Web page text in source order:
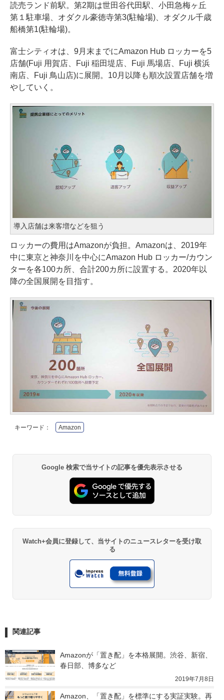
読売ランド前駅。第2期は世田谷代田駅、小田急梅ヶ丘
第１駐車場、オダクル豪徳寺第3(駐輪場)、オダクル千歳
船橋第1(駐輪場)。
富士シティオは、9月末までにAmazon Hub ロッカーを5
店舗(Fuji 用賀店、Fuji 稲田堤店、Fuji 馬場店、Fuji 横浜
南店、Fuji 鳥山店)に展開。10月以降も順次設置店舗を増
やしていく。
導入店舗は来客増などを狙う
ロッカーの費用はAmazonが負担。Amazonは、2019年
中に東京と神奈川を中心にAmazon Hub ロッカー/カウン
ターを各100カ所、合計200カ所に設置する。2020年以
降の全国展開を目指す。
キーワード： Amazon
Google 検索で当サイトの記事を優先表示させる
Watch+会員に登録して、当サイトのニュースレターを受け取
る
関連記事
Amazonが「置き配」を本格展開。渋谷、新宿、
春日部、博多など
2019年7月8日
Amazon、「置き配」を標準にする実証実験。再